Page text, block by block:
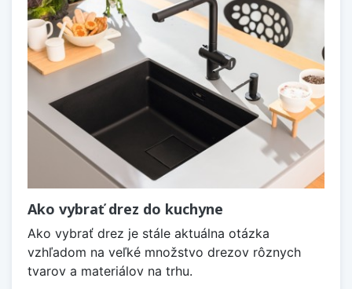
Ako vybrať drez do kuchyne
Ako vybrať drez je stále aktuálna otázka
vzhľadom na veľké množstvo drezov rôznych
tvarov a materiálov na trhu.